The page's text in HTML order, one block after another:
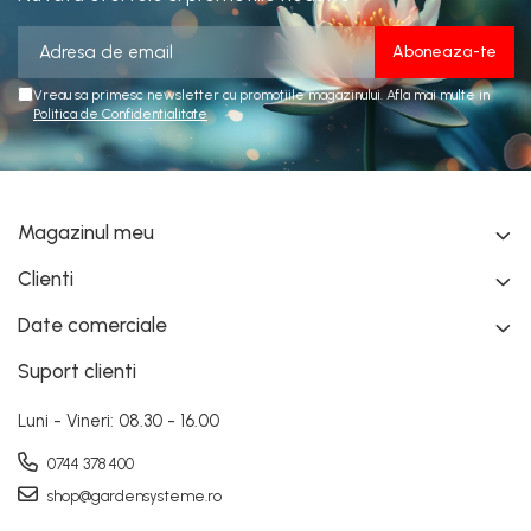
Vreau sa primesc newsletter cu promotiile magazinului. Afla mai multe in
Politica de Confidentialitate
Magazinul meu
Clienti
Date comerciale
Suport clienti
Luni - Vineri: 08.30 - 16.00
0744 378 400
shop@gardensysteme.ro